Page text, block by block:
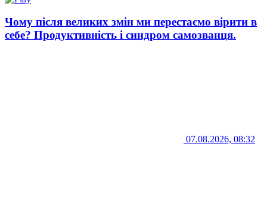
Чому після великих змін ми перестаємо вірити в
себе? Продуктивність і синдром самозванця.
07.08.2026, 08:32